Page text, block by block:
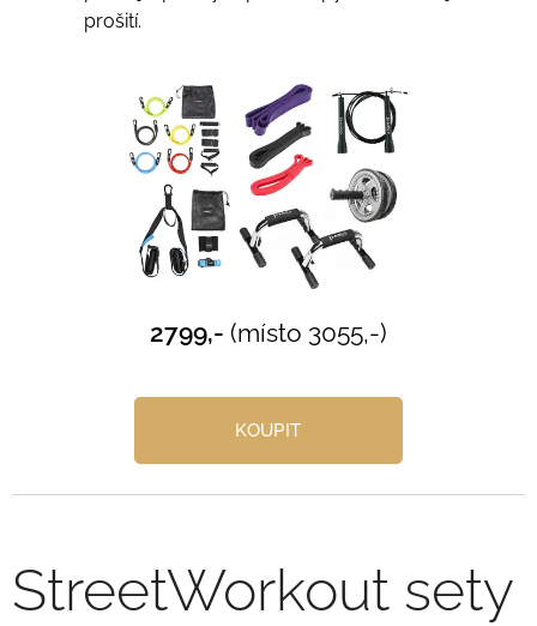
prošití.
2799,- (místo 3055,-)
KOUPIT
StreetWorkout sety